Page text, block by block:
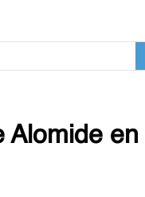
Alomide en